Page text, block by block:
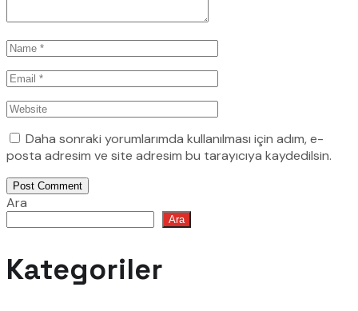
Daha sonraki yorumlarımda kullanılması için adım, e-
posta adresim ve site adresim bu tarayıcıya kaydedilsin.
Post Comment
Ara
Ara
Kategoriler